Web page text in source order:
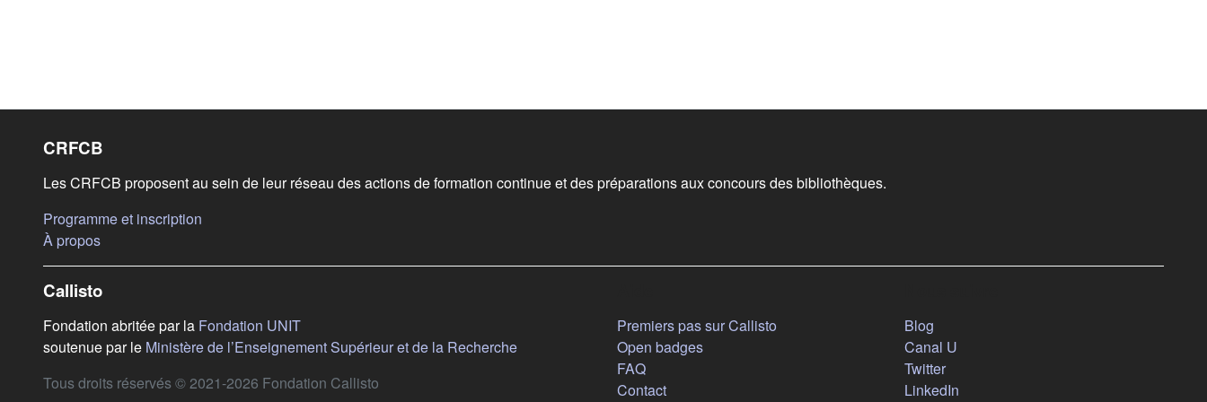
Liens de bas de page
CRFCB
Les CRFCB proposent au sein de leur réseau des actions de formation continue et des préparations aux concours des bibliothèques.
Programme et inscription
À propos(s'ouvre dans un nouvel onglet)
Callisto
Fondation abritée par la Fondation UNIT(s'ouvre dans un nouvel onglet)
soutenue par le Ministère de l’Enseignement Supérieur et de la Recherche(s'ouvre dans un nouvel onglet)
Tous droits réservés © 2021-2026 Fondation Callisto
Premiers pas sur Callisto
Open badges
FAQ
Contact
Blog(s'ouvre dans un nouvel onglet)
Canal U(s'ouvre dans un nouvel onglet)
Twitter(s'ouvre dans un nouvel onglet)
LinkedIn(s'ouvre dans un nouvel onglet)